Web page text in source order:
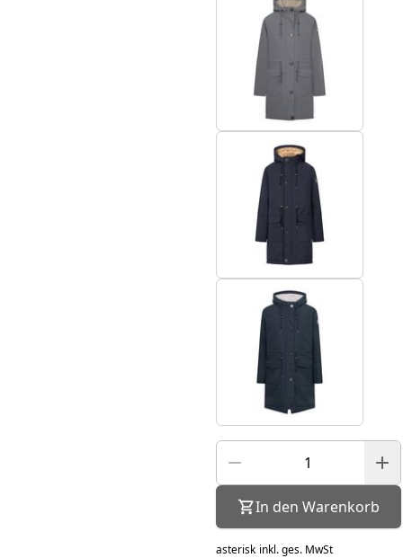
In den Warenkorb
asterisk inkl. ges. MwSt